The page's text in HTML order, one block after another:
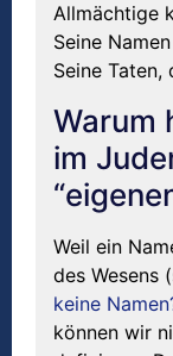
Allmächtige
Seine
Seine
Warum
im
Weil ein
des Wesens
keine
können wir